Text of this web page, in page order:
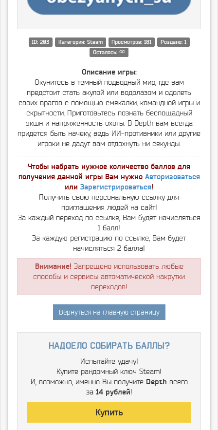
ID: 203 Категория: Steam Просмотров: 181
Роздано: 1
Осталось: ∞
Описание игры:
Окунитесь в темный подводный мир, где вам
предстоит стать акулой или водолазом и одолеть
своих врагов с помощью смекалки, командной игры и
скрытности. Приготовьтесь познать беспощадный
экшн и напряженность охоты. В Depth вам всегда
придется быть начеку, ведь ИИ-противники или другие
игроки не дадут вам отдохнуть ни секунды.
Чтобы набрать нужное количество баллов для
получения данной игры Вам нужно Авторизоваться
или Зарегистрироваться!
Получить свою персональную ссылку для
приглашения людей на сайт!
За каждый переход по ссылке, Вам будет начисляться
1 балл!
За каждую регистрацию по ссылке, Вам будет
начисляться 2 балла!
Внимание! Запрещено использовать любые
способы и сервисы автоматической накрутки
переходов!
Вернуться на главную страницу
надоело собирать баллы?
Испытайте удачу!
Купите рандомный ключ Steam!
И, возможно, именно Вы получите Depth всего
за 14 рублей!
Купить